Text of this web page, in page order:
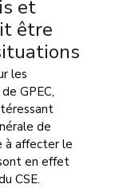
et
être
les
GPEC,
de
à affecter le
en effet
CSE.